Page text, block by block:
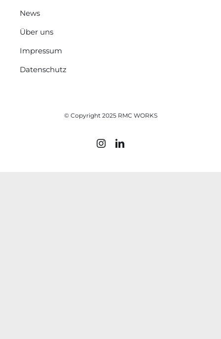
News
Über uns
Impressum
Datenschutz
© Copyright 2025 RMC WORKS